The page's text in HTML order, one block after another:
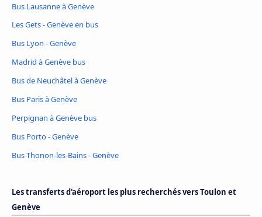
Bus Lausanne à Genève
Les Gets - Genève en bus
Bus Lyon - Genève
Madrid à Genève bus
Bus de Neuchâtel à Genève
Bus Paris à Genève
Perpignan à Genève bus
Bus Porto - Genève
Bus Thonon-les-Bains - Genève
Les transferts d'aéroport les plus recherchés vers Toulon et
Genève